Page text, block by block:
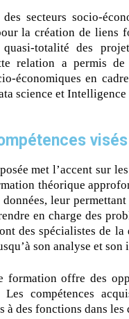
secteurs socio-
la création de liens
totalité des
relation a permis de
économiques en
science et
met l’accent sur
théorique
leur
en charge des
des spécialistes de
son analyse et
formation offre des
Les compétences
à des fonctions dans